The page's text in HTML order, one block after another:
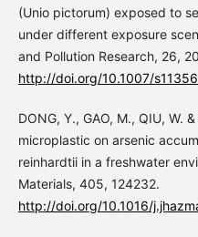
(Unio pictorum) exposed to
under different exposure
and Pollution Research, 26,
http://doi.org/10.1007/
DONG, Y., GAO, M., QIU, W.
microplastic on arsenic
reinhardtii in a freshwater
Materials, 405, 124232.
http://doi.org/10.1016/